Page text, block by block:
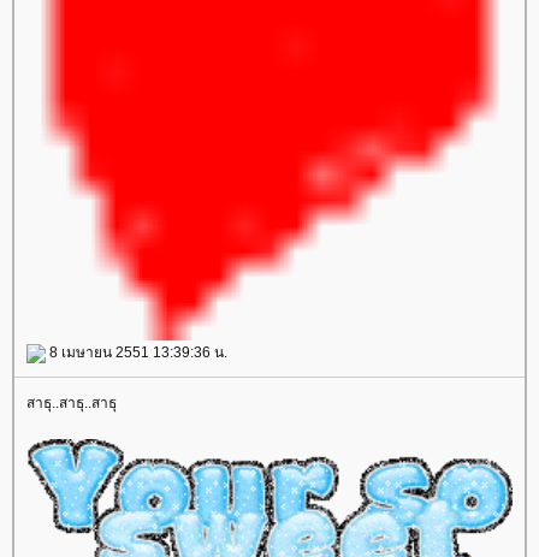
8 เมษายน 2551 13:39:36 น.
สาธุ..สาธุ..สาธุ